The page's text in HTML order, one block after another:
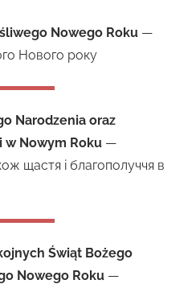
Nowego Roku —
Нового року
Narodzenia oraz
w Nowym Roku —
щастя і благополуччя в
Świąt Bożego
Nowego Roku —